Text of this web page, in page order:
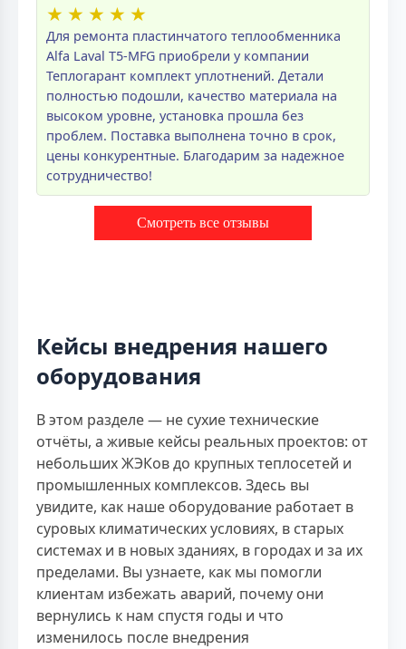
★ ★ ★ ★ ★
Для ремонта пластинчатого теплообменника
Alfa Laval T5-MFG приобрели у компании
Теплогарант комплект уплотнений. Детали
полностью подошли, качество материала на
высоком уровне, установка прошла без
проблем. Поставка выполнена точно в срок,
цены конкурентные. Благодарим за надежное
сотрудничество!
Смотреть все отзывы
Кейсы внедрения нашего
оборудования
В этом разделе — не сухие технические
отчёты, а живые кейсы реальных проектов: от
небольших ЖЭКов до крупных теплосетей и
промышленных комплексов. Здесь вы
увидите, как наше оборудование работает в
суровых климатических условиях, в старых
системах и в новых зданиях, в городах и за их
пределами. Вы узнаете, как мы помогли
клиентам избежать аварий, почему они
вернулись к нам спустя годы и что
изменилось после внедрения